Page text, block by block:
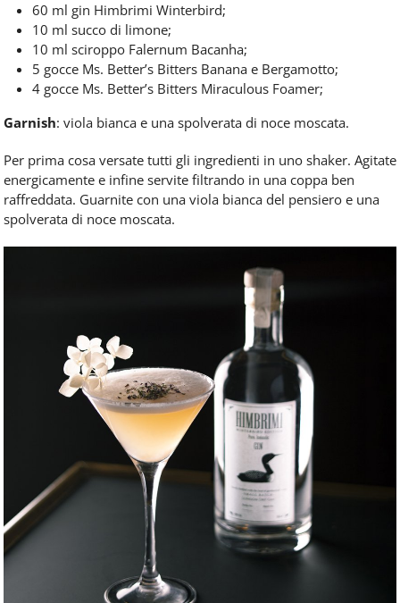
60 ml gin Himbrimi Winterbird;
10 ml succo di limone;
10 ml sciroppo Falernum Bacanha;
5 gocce Ms. Better’s Bitters Banana e Bergamotto;
4 gocce Ms. Better’s Bitters Miraculous Foamer;
Garnish: viola bianca e una spolverata di noce moscata.
Per prima cosa versate tutti gli ingredienti in uno shaker. Agitate
energicamente e infine servite filtrando in una coppa ben
raffreddata. Guarnite con una viola bianca del pensiero e una
spolverata di noce moscata.